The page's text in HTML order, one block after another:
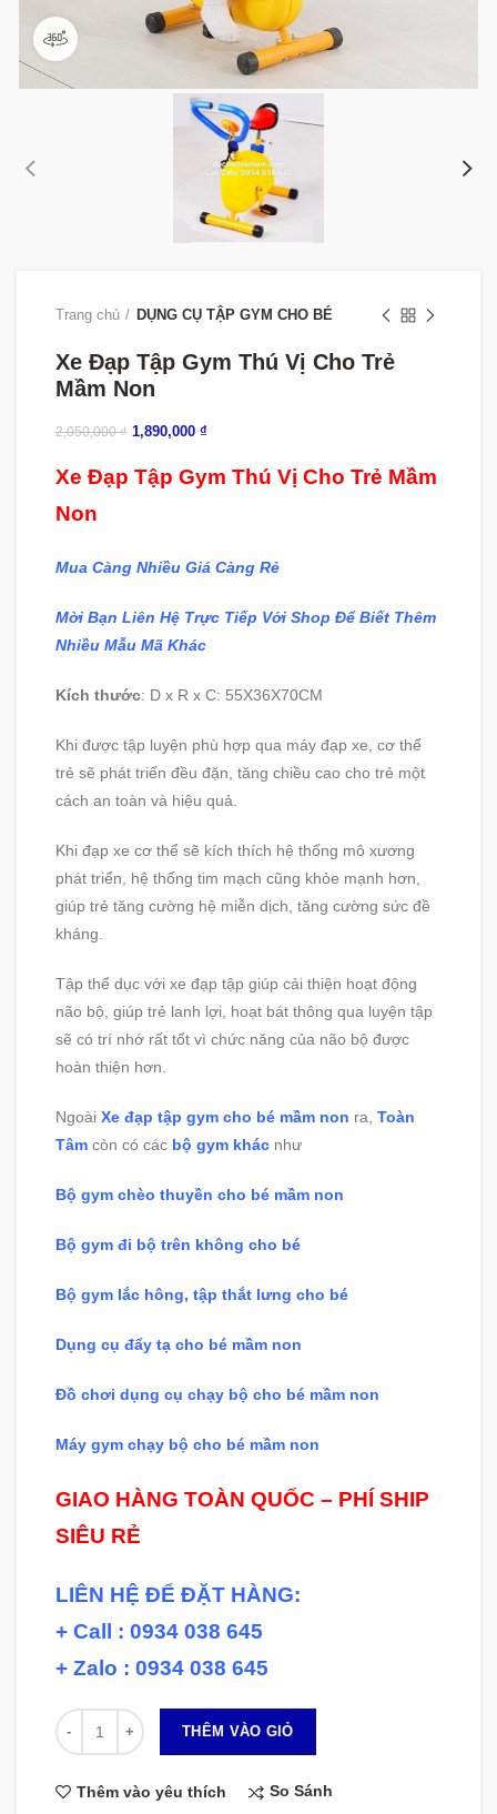
360 product view
Trang chủ DỤNG CỤ TẬP GYM CHO BÉ
Xe Đạp Tập Gym Thú Vị Cho Trẻ
Mầm Non
2,050,000₫ 1,890,000 ₫
Xe Đạp Tập Gym Thú Vị Cho Trẻ Mầm
Non
Mua Càng Nhiều Giá Càng Rẻ
Mời Bạn Liên Hệ Trực Tiếp Với Shop Để Biết Thêm
Nhiều Mẫu Mã Khác
Kích thước: D x R x C: 55X36X70CM
Khi được tập luyện phù hợp qua máy đạp xe, cơ thể
trẻ sẽ phát triển đều đặn, tăng chiều cao cho trẻ một
cách an toàn và hiệu quả.
Khi đạp xe cơ thể sẽ kích thích hệ thống mô xương
phát triển, hệ thống tim mạch cũng khỏe mạnh hơn,
giúp trẻ tăng cường hệ miễn dịch, tăng cường sức đề
kháng.
Tập thể dục với xe đạp tập giúp cải thiện hoạt động
não bộ, giúp trẻ lanh lợi, hoạt bát thông qua luyện tập
sẽ có trí nhớ rất tốt vì chức năng của não bộ được
hoàn thiện hơn.
Ngoài Xe đạp tập gym cho bé mầm non ra, Toàn
Tâm còn có các bộ gym khác như
Bộ gym chèo thuyền cho bé mầm non
Bộ gym đi bộ trên không cho bé
Bộ gym lắc hông, tập thắt lưng cho bé
Dụng cụ đẩy tạ cho bé mầm non
Đồ chơi dụng cụ chạy bộ cho bé mầm non
Máy gym chạy bộ cho bé mầm non
GIAO HÀNG TOÀN QUỐC – PHÍ SHIP
SIÊU RẺ
LIÊN HỆ ĐỂ ĐẶT HÀNG:
+ Call : 0934 038 645
+ Zalo : 0934 038 645
Số lượng
THÊM VÀO GIỎ
Thêm vào yêu thích So Sánh